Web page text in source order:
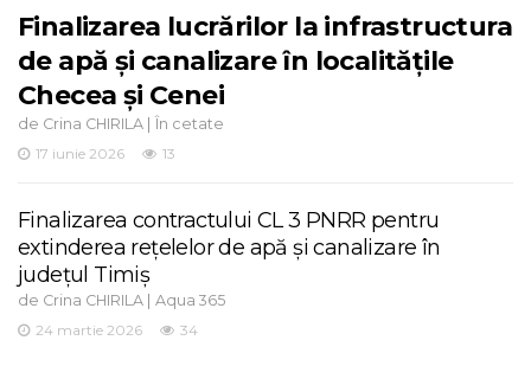
Finalizarea lucrărilor la infrastructura
de apă și canalizare în localitățile
Checea și Cenei
de Crina CHIRILA | În cetate
17 iunie 2026
13
Finalizarea contractului CL 3 PNRR pentru
extinderea rețelelor de apă și canalizare în
județul Timiș
de Crina CHIRILA | Aqua 365
24 martie 2026
34